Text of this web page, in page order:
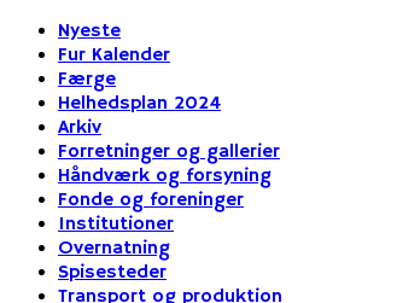
Nyeste
Fur Kalender
Færge
Helhedsplan 2024
Arkiv
Forretninger og gallerier
Håndværk og forsyning
Fonde og foreninger
Institutioner
Overnatning
Spisesteder
Transport og produktion